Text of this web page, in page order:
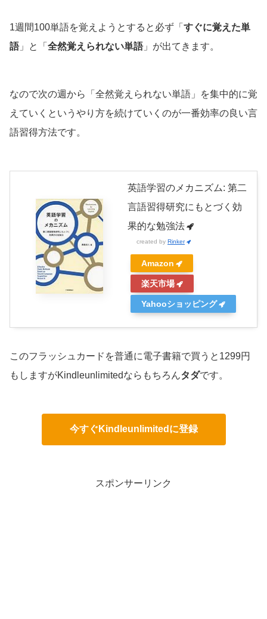
1週間100単語を覚えようとすると必ず「 すぐに覚えた単
語」と「 全然覚えられない単語」が出てきます。
なので次の週から「全然覚えられない単語」を集中的に覚
えていくというやり方を続けていくのが一番効率の良い言
語習得方法です。
英語学習のメカニズム: 第二
言語習得研究にもとづく効
果的な勉強法
created by Rinker
Amazon
楽天市場
Yahooショッピング
このフラッシュカードを普通に電子書籍で買うと1299円
もしますがKindleunlimitedならもちろんタダです。
今すぐKindleunlimitedに登録
スポンサーリンク